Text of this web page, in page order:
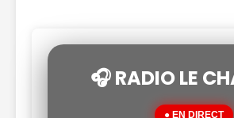
🎧 RADIO LE
● EN DIRECT